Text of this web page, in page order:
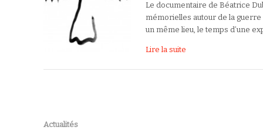
Le documentaire de Béatrice
mémorielles autour de la
un même lieu, le temps d’une
Lire la suite
Actualités